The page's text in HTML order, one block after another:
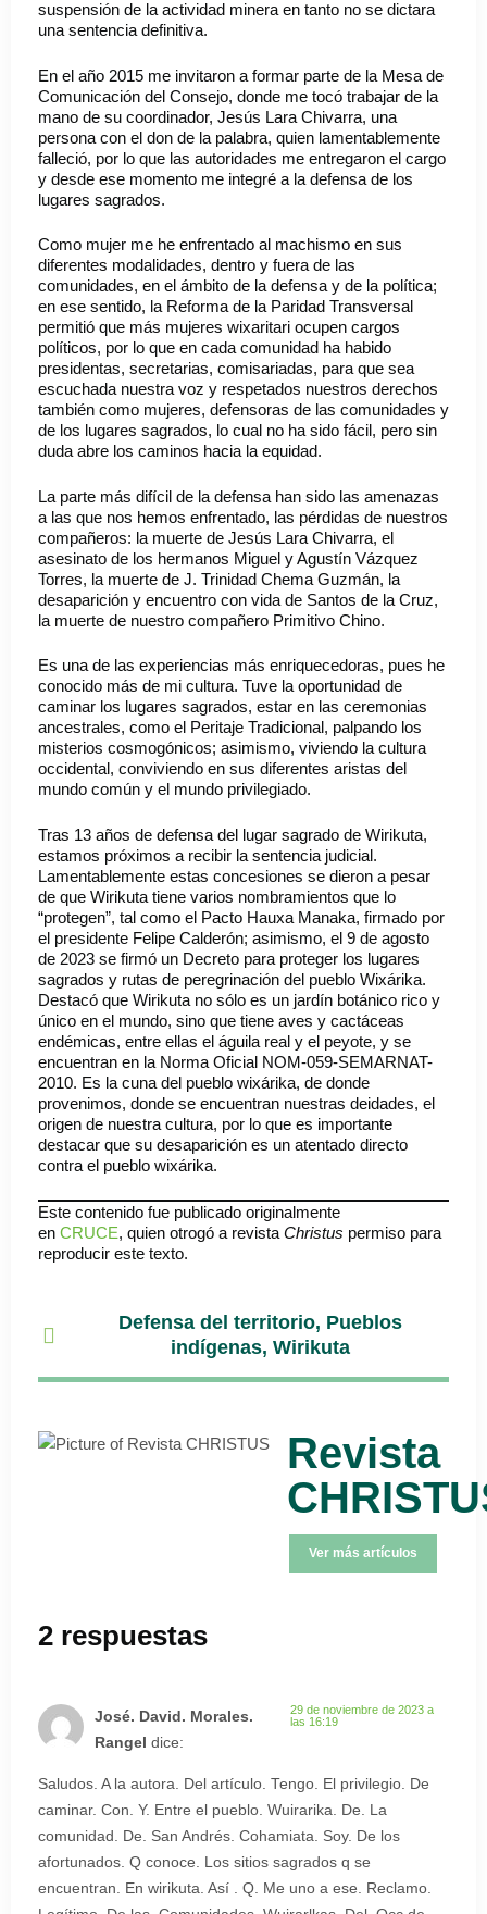
suspensión de la actividad minera en tanto no se dictara
una sentencia definitiva.
En el año 2015 me invitaron a formar parte de la Mesa de
Comunicación del Consejo, donde me tocó trabajar de la
mano de su coordinador, Jesús Lara Chivarra, una
persona con el don de la palabra, quien lamentablemente
falleció, por lo que las autoridades me entregaron el cargo
y desde ese momento me integré a la defensa de los
lugares sagrados.
Como mujer me he enfrentado al machismo en sus
diferentes modalidades, dentro y fuera de las
comunidades, en el ámbito de la defensa y de la política;
en ese sentido, la Reforma de la Paridad Transversal
permitió que más mujeres wixaritari ocupen cargos
políticos, por lo que en cada comunidad ha habido
presidentas, secretarias, comisariadas, para que sea
escuchada nuestra voz y respetados nuestros derechos
también como mujeres, defensoras de las comunidades y
de los lugares sagrados, lo cual no ha sido fácil, pero sin
duda abre los caminos hacia la equidad.
La parte más difícil de la defensa han sido las amenazas
a las que nos hemos enfrentado, las pérdidas de nuestros
compañeros: la muerte de Jesús Lara Chivarra, el
asesinato de los hermanos Miguel y Agustín Vázquez
Torres, la muerte de J. Trinidad Chema Guzmán, la
desaparición y encuentro con vida de Santos de la Cruz,
la muerte de nuestro compañero Primitivo Chino.
Es una de las experiencias más enriquecedoras, pues he
conocido más de mi cultura. Tuve la oportunidad de
caminar los lugares sagrados, estar en las ceremonias
ancestrales, como el Peritaje Tradicional, palpando los
misterios cosmogónicos; asimismo, viviendo la cultura
occidental, conviviendo en sus diferentes aristas del
mundo común y el mundo privilegiado.
Tras 13 años de defensa del lugar sagrado de Wirikuta,
estamos próximos a recibir la sentencia judicial.
Lamentablemente estas concesiones se dieron a pesar
de que Wirikuta tiene varios nombramientos que lo
“protegen”, tal como el Pacto Hauxa Manaka, firmado por
el presidente Felipe Calderón; asimismo, el 9 de agosto
de 2023 se firmó un Decreto para proteger los lugares
sagrados y rutas de peregrinación del pueblo Wixárika.
Destacó que Wirikuta no sólo es un jardín botánico rico y
único en el mundo, sino que tiene aves y cactáceas
endémicas, entre ellas el águila real y el peyote, y se
encuentran en la Norma Oficial NOM-059-SEMARNAT-
2010. Es la cuna del pueblo wixárika, de donde
provenimos, donde se encuentran nuestras deidades, el
origen de nuestra cultura, por lo que es importante
destacar que su desaparición es un atentado directo
contra el pueblo wixárika.
Este contenido fue publicado originalmente
en CRUCE, quien otrogó a revista Christus permiso para
reproducir este texto.
Defensa del territorio, Pueblos
indígenas, Wirikuta
Revista
Ver más artículos
2 respuestas
José. David. Morales.
Rangel dice:
29 de noviembre de 2023 a
las 16:19
Saludos. A la autora. Del artículo. Tengo. El privilegio. De
caminar. Con. Y. Entre el pueblo. Wuirarika. De. La
comunidad. De. San Andrés. Cohamiata. Soy. De los
afortunados. Q conoce. Los sitios sagrados q se
encuentran. En wirikuta. Así . Q. Me uno a ese. Reclamo.